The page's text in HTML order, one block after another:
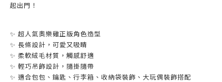
起出門！
✨ 超人氣奧樂雞正版角色造型
✨ 長條設計，可愛又吸睛
✨ 柔軟絨毛材質，觸感舒適
✨ 輕巧吊飾設計，隨掛隨帶
✨ 適合包包、鑰匙、行李箱、收納袋裝飾、大玩偶裝飾搭配